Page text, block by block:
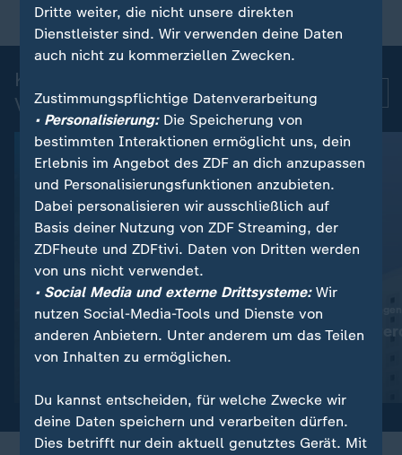
Kurznachrichten: Aktuelle
Videos
Vor Küste Siziliens :
Schiffswrack aus Römerzeit
entdeckt
60.000 neue
Leere Büros
Dritte weiter, die nicht unsere direkten
Dienstleister sind. Wir verwenden deine Daten
auch nicht zu kommerziellen Zwecken.
Zustimmungspflichtige Datenverarbeitung
• Personalisierung:Die Speicherung von
bestimmten Interaktionen ermöglicht uns, dein
Erlebnis im Angebot des ZDF an dich anzupassen
und Personalisierungsfunktionen anzubieten.
Dabei personalisieren wir ausschließlich auf
Basis deiner Nutzung von ZDF Streaming, der
ZDFheute und ZDFtivi. Daten von Dritten werden
von uns nicht verwendet.
• Social Media und externe Drittsysteme:Wir
nutzen Social-Media-Tools und Dienste von
anderen Anbietern. Unter anderem um das Teilen
von Inhalten zu ermöglichen.
Du kannst entscheiden, für welche Zwecke wir
deine Daten speichern und verarbeiten dürfen.
Dies betrifft nur dein aktuell genutztes Gerät. Mit